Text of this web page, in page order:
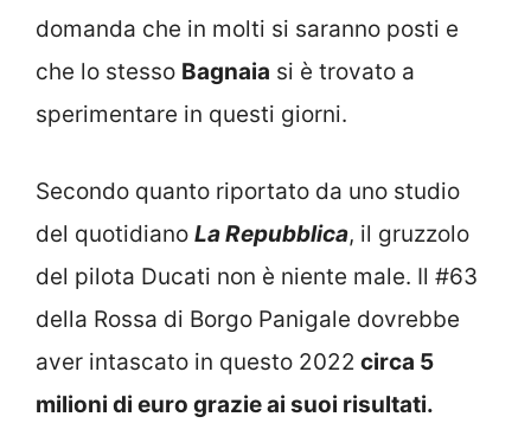
domanda che in molti si saranno posti e
che lo stesso Bagnaia si è trovato a
sperimentare in questi giorni.
Secondo quanto riportato da uno studio
del quotidiano La Repubblica, il gruzzolo
del pilota Ducati non è niente male. Il #63
della Rossa di Borgo Panigale dovrebbe
aver intascato in questo 2022 circa 5
milioni di euro grazie ai suoi risultati.